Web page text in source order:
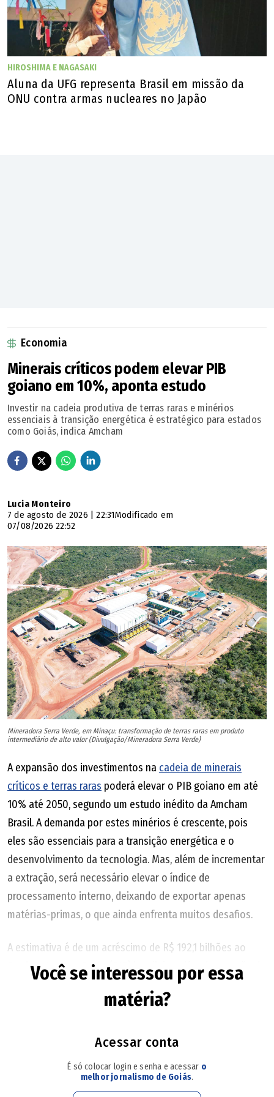
HIROSHIMA E NAGASAKI
Aluna da UFG representa Brasil em missão da
ONU contra armas nucleares no Japão
Economia
Minerais críticos podem elevar PIB
goiano em 10%, aponta estudo
Investir na cadeia produtiva de terras raras e minérios
essenciais à transição energética é estratégico para estados
como Goiás, indica Amcham
Lucia Monteiro
7 de agosto de 2026 | 22:31Modificado em
07/08/2026 22:52
Mineradora Serra Verde, em Minaçu: transformação de terras raras em produto
intermediário de alto valor (Divulgação/Mineradora Serra Verde)
A expansão dos investimentos na cadeia de minerais
críticos e terras raras poderá elevar o PIB goiano em até
10% até 2050, segundo um estudo inédito da Amcham
Brasil. A demanda por estes minérios é crescente, pois
eles são essenciais para a transição energética e o
desenvolvimento da tecnologia. Mas, além de incrementar
a extração, será necessário elevar o índice de
processamento interno, deixando de exportar apenas
matérias-primas, o que ainda enfrenta muitos desafios.
A estimativa é de um acréscimo de R$ 192,1 bilhões ao
Produto Interno Bruto (PIB) brasileiro, além da geração de
750 mil novos empregos até 2050. O estudo compara dois
caminhos para o desenvolvimento da cadeia de minerais
investimentos são financiados majoritariamente por
exportação, com baixa agregação de valor no País. Nesse
Você se interessou por essa
matéria?
Acessar conta
É só colocar login e senha e acessar o
melhor jornalismo de Goiás.